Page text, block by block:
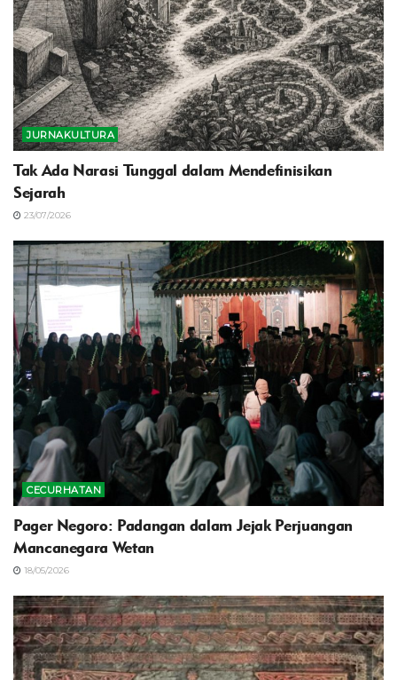
JURNAKULTURA
Tak Ada Narasi Tunggal dalam Mendefinisikan
Sejarah
23/07/2026
CECURHATAN
Pager Negoro: Padangan dalam Jejak Perjuangan
Mancanegara Wetan
18/05/2026